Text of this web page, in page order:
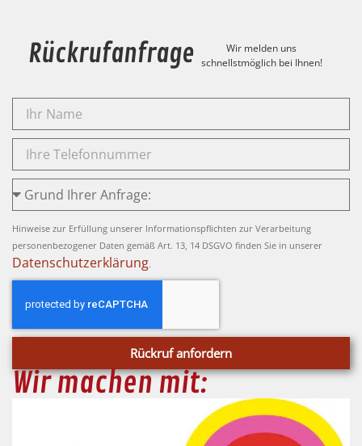
Rückrufanfrage
Wir melden uns
schnellstmöglich bei Ihnen!
Hinweise zur Erfüllung unserer Informationspflichten zur Verarbeitung
personenbezogener Daten gemäß Art. 13, 14 DSGVO finden Sie in unserer
Datenschutzerklärung.
Rückruf anfordern
Wir machen mit: